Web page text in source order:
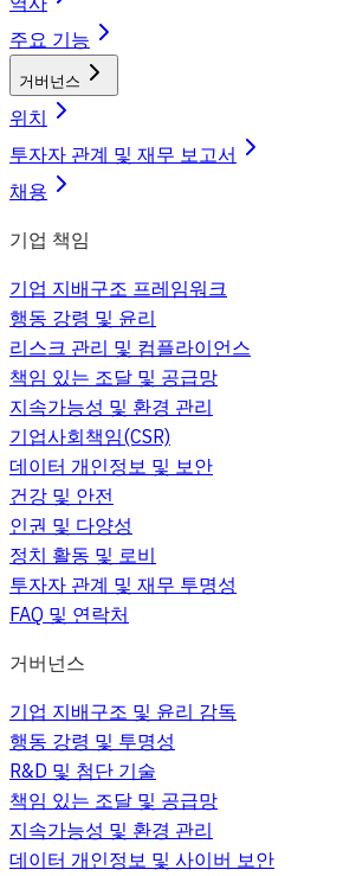
주요 기능
거버넌스
위치
투자자 관계 및 재무 보고서
채용
기업 책임
기업 지배구조 프레임워크
행동 강령 및 윤리
리스크 관리 및 컴플라이언스
책임 있는 조달 및 공급망
지속가능성 및 환경 관리
기업사회책임(CSR)
데이터 개인정보 및 보안
건강 및 안전
인권 및 다양성
정치 활동 및 로비
투자자 관계 및 재무 투명성
FAQ 및 연락처
거버넌스
기업 지배구조 및 윤리 감독
행동 강령 및 투명성
R&D 및 첨단 기술
책임 있는 조달 및 공급망
지속가능성 및 환경 관리
데이터 개인정보 및 사이버 보안